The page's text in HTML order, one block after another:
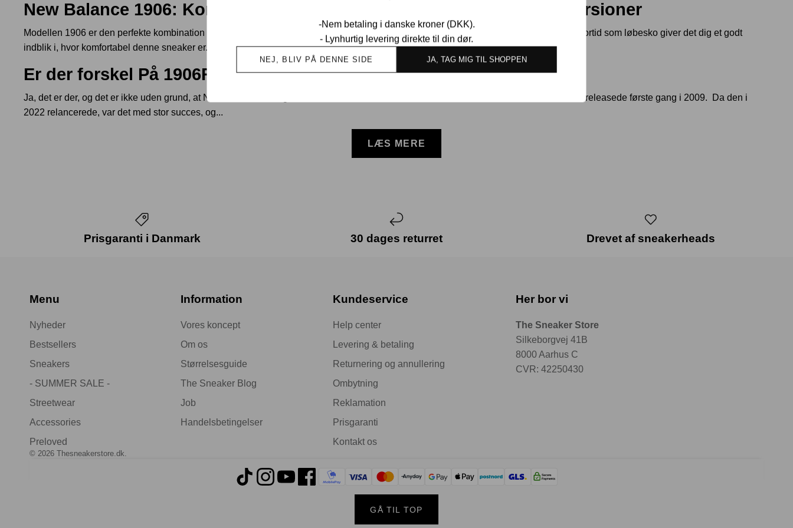
-Nem betaling i danske kroner (DKK).
- Lynhurtig levering direkte til din dør.
NEJ, BLIV PÅ DENNE SIDE JA, TAG MIG TIL SHOPPEN
New Balance 1906: Komfort og Stil i Én Sneaker med Flere Unikke Versioner
Modellen 1906 er den perfekte kombination komfort og hvad der der i øjeblikket er blandt de største hits på sneakermarkedet. Med sin fortid som løbesko giver det dig et godt
indblik i, hvor komfortabel denne sneaker er.
Er der forskel På 1906R, L, D Og U?
Ja, det er der, og det er ikke uden grund, at New Balance navngiver modellen sådan. 1906R er den klassiske version af modellen, som releasede første gang i 2009. Da den i
2022 relancerede, var det med stor succes, og...
LÆS MERE
Prisgaranti i Danmark 30 dages returret Drevet af sneakerheads
Menu
Nyheder
Bestsellers
Sneakers
- SUMMER SALE -
Streetwear
Accessories
Preloved
Information
Vores koncept
Om os
Størrelsesguide
The Sneaker Blog
Job
Handelsbetingelser
Kundeservice
Help center
Levering & betaling
Returnering og annullering
Ombytning
Reklamation
Prisgaranti
Kontakt os
Her bor vi
The Sneaker Store
Silkeborgvej 41B
8000 Aarhus C
CVR: 42250430
© 2026 Thesneakerstore.dk
GÅ TIL TOP